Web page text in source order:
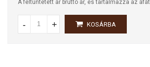
A feltüntetett ár bruttó ár, és tartalmazza az áfát.
- + KOSÁRBA